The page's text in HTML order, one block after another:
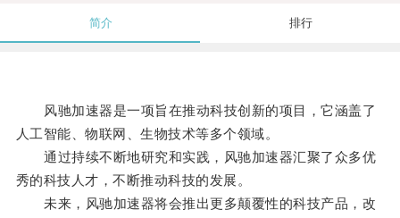
简介 排行
风驰加速器是一项旨在推动科技创新的项目，它涵盖了
人工智能、物联网、生物技术等多个领域。
通过持续不断地研究和实践，风驰加速器汇聚了众多优
秀的科技人才，不断推动科技的发展。
未来，风驰加速器将会推出更多颠覆性的科技产品，改